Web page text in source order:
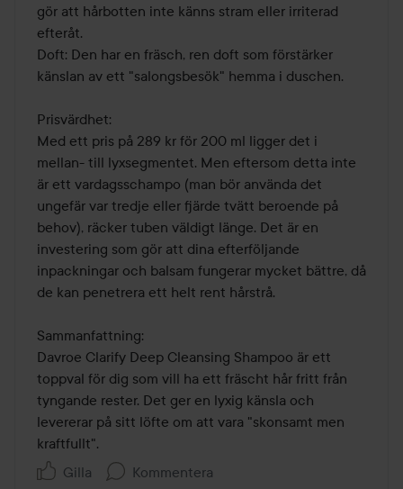
gör att hårbotten inte känns stram eller irriterad
efteråt.
Doft: Den har en fräsch, ren doft som förstärker
känslan av ett "salongsbesök" hemma i duschen.
Prisvärdhet:
Med ett pris på 289 kr för 200 ml ligger det i
mellan- till lyxsegmentet. Men eftersom detta inte
är ett vardagsschampo (man bör använda det
ungefär var tredje eller fjärde tvätt beroende på
behov), räcker tuben väldigt länge. Det är en
investering som gör att dina efterföljande
inpackningar och balsam fungerar mycket bättre, då
de kan penetrera ett helt rent hårstrå.
Sammanfattning:
Davroe Clarify Deep Cleansing Shampoo är ett
toppval för dig som vill ha ett fräscht hår fritt från
tyngande rester. Det ger en lyxig känsla och
levererar på sitt löfte om att vara "skonsamt men
kraftfullt".
Gilla
Kommentera